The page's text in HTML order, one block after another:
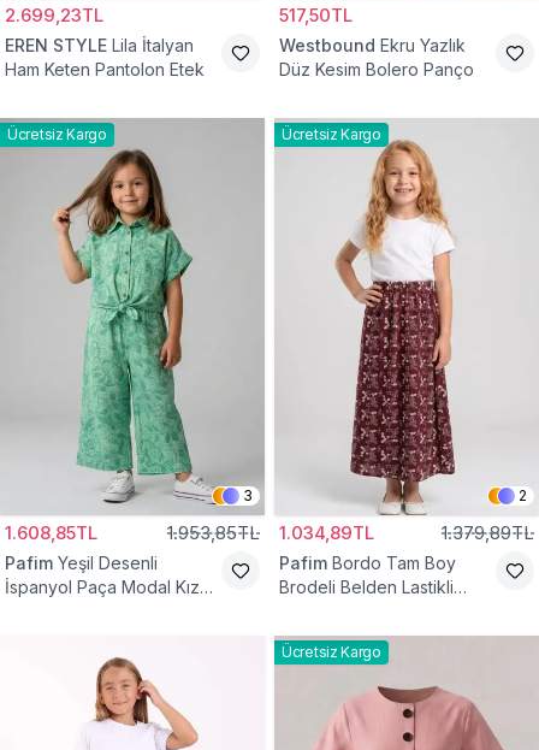
2.699,23TL
EREN STYLE Lila İtalyan
Ham Keten Pantolon Etek
517,50TL
Westbound Ekru Yazlık
Düz Kesim Bolero Panço
Ücretsiz Kargo
3
1.608,85TL 1.953,85TL
Pafim Yeşil Desenli
İspanyol Paça Modal Kız
Ücretsiz Kargo
2
1.034,89TL 1.379,89TL
Pafim Bordo Tam Boy
Brodeli Belden Lastikli
Ücretsiz Kargo